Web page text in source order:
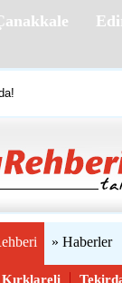
» Haberler
Kırklareli